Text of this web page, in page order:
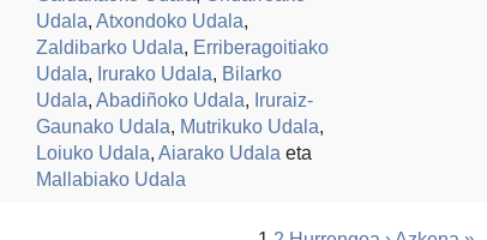
Udala, Atxondoko Udala,
Zaldibarko Udala, Erriberagoitiako
Udala, Irurako Udala, Bilarko
Udala, Abadiñoko Udala, Iruraiz-
Gaunako Udala, Mutrikuko Udala,
Loiuko Udala, Aiarako Udala eta
Mallabiako Udala